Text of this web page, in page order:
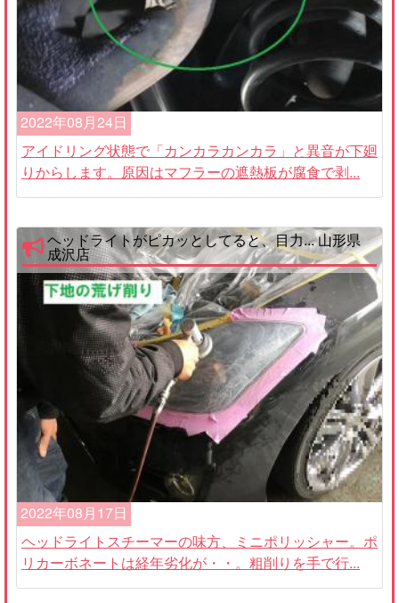
2022年08月24日
アイドリング状態で「カンカラカンカラ」と異音が下廻
りからします。原因はマフラーの遮熱板が腐食で剥...
ヘッドライトがピカッとしてると、目力... 山形県
成沢店
2022年08月17日
ヘッドライトスチーマーの味方、ミニポリッシャー。ポ
リカーボネートは経年劣化が・・。粗削りを手で行...